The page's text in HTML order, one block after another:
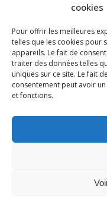
cookies
Pour offrir les meilleures
telles que les cookies pour
appareils. Le fait de
traiter des données telles
uniques sur ce site. Le fait
consentement peut avoir
et fonctions.
1 Avenue de la
04 99 62 19 01
09 82 63 51 79
Conception et